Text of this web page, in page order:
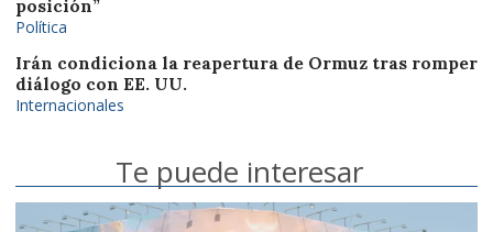
posición”
Política
Irán condiciona la reapertura de Ormuz tras romper
diálogo con EE. UU.
Internacionales
Te puede interesar